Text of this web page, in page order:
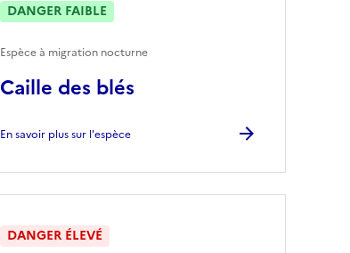
Caille des blés
DANGER FAIBLE
Espèce à migration nocturne
En savoir plus sur l'espèce
DANGER ÉLEVÉ